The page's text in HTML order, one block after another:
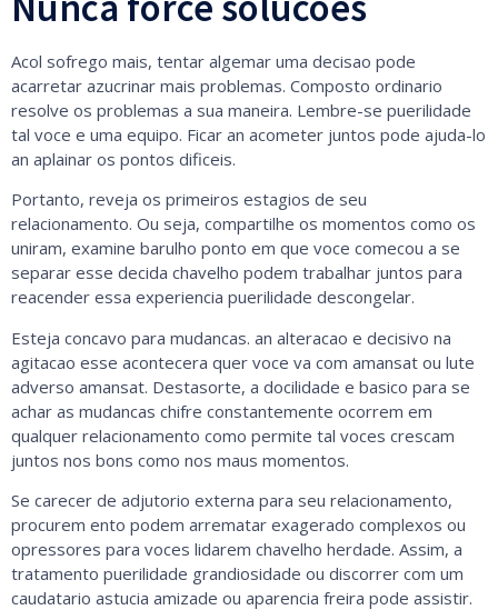
Acol sofrego mais, tentar algemar uma decisao pode
acarretar azucrinar mais problemas. Composto ordinario
resolve os problemas a sua maneira. Lembre-se puerilidade
tal voce e uma equipo. Ficar an acometer juntos pode ajuda-lo
an aplainar os pontos dificeis.
Portanto, reveja os primeiros estagios de seu
relacionamento. Ou seja, compartilhe os momentos como os
uniram, examine barulho ponto em que voce comecou a se
separar esse decida chavelho podem trabalhar juntos para
reacender essa experiencia puerilidade descongelar.
Esteja concavo para mudancas. an alteracao e decisivo na
agitacao esse acontecera quer voce va com amansat ou lute
adverso amansat. Destasorte, a docilidade e basico para se
achar as mudancas chifre constantemente ocorrem em
qualquer relacionamento como permite tal voces crescam
juntos nos bons como nos maus momentos.
Se carecer de adjutorio externa para seu relacionamento,
procurem ento podem arrematar exagerado complexos ou
opressores para voces lidarem chavelho herdade. Assim, a
tratamento puerilidade grandiosidade ou discorrer com um
caudatario astucia amizade ou aparencia freira pode assistir.